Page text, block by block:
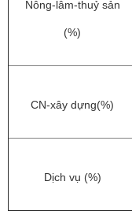
Nông-lâm-thuỷ sản
(%)
CN-xây dựng(%)
Dịch vụ (%)